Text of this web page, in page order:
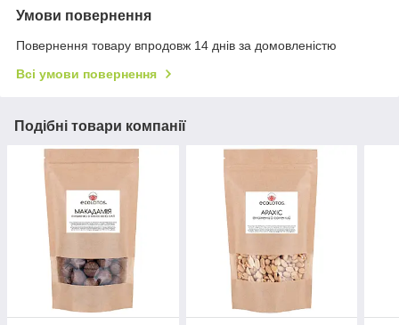
Умови повернення
Повернення товару впродовж 14 днів за домовленістю
Всі умови повернення
Подібні товари компанії